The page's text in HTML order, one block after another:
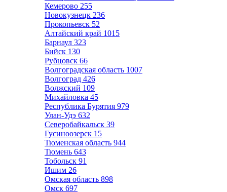
Кемерово 255
Новокузнецк 236
Прокопьевск 52
Алтайский край 1015
Барнаул 323
Бийск 130
Рубцовск 66
Волгоградская область 1007
Волгоград 426
Волжский 109
Михайловка 45
Республика Бурятия 979
Улан-Удэ 632
Северобайкальск 39
Гусиноозерск 15
Тюменская область 944
Тюмень 643
Тобольск 91
Ишим 26
Омская область 898
Омск 697